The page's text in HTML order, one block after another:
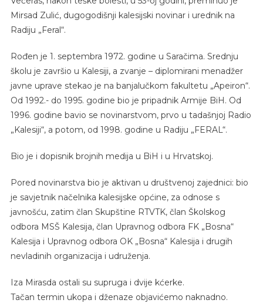
Mirsad Zulić, dugogodišnji kalesijski novinar i urednik na
Radiju „Feral“.
Rođen je 1. septembra 1972. godine u Saračima. Srednju
školu je završio u Kalesiji, a zvanje – diplomirani menadžer
javne uprave stekao je na banjalučkom fakultetu „Apeiron“.
Od 1992.- do 1995. godine bio je pripadnik Armije BiH. Od
1996. godine bavio se novinarstvom, prvo u tadašnjoj Radio
„Kalesiji“, a potom, od 1998. godine u Radiju „FERAL“.
Bio je i dopisnik brojnih medija u BiH i u Hrvatskoj.
Pored novinarstva bio je aktivan u društvenoj zajednici: bio
je savjetnik načelnika kalesijske općine, za odnose s
javnošću, zatim član Skupštine RTVTK, član Školskog
odbora MSŠ Kalesija, član Upravnog odbora FK „Bosna“
Kalesija i Upravnog odbora OK „Bosna“ Kalesija i drugih
nevladinih organizacija i udruženja.
Iza Mirasda ostali su supruga i dvije kćerke.
Tačan termin ukopa i dženaze objavićemo naknadno.